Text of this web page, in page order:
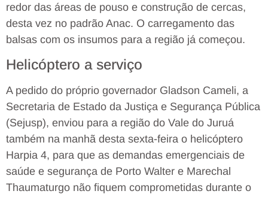
redor das áreas de pouso e construção de cercas,
desta vez no padrão Anac. O carregamento das
balsas com os insumos para a região já começou.
Helicóptero a serviço
A pedido do próprio governador Gladson Cameli, a
Secretaria de Estado da Justiça e Segurança Pública
(Sejusp), enviou para a região do Vale do Juruá
também na manhã desta sexta-feira o helicóptero
Harpia 4, para que as demandas emergenciais de
saúde e segurança de Porto Walter e Marechal
Thaumaturgo não fiquem comprometidas durante o